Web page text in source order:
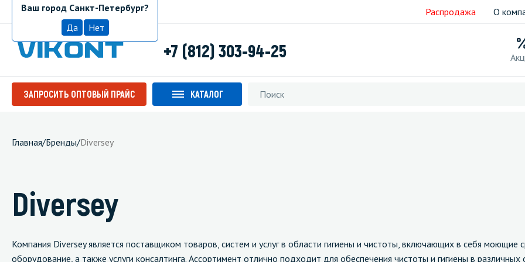
Санкт-Петербург
Ваш город Санкт-Петербург?
Да
Нет
Распродажа О
+7 (812) 303-94-25
ЗАПРОСИТЬ ОПТОВЫЙ ПРАЙС КАТАЛОГ
Главная/Бренды/Diversey
Diversey
Компания Diversey является поставщиком товаров, систем и услуг в области гигиены и чистоты, включающих в себя моющие
оборудование, а также услуги консалтинга. Ассортимент отлично подходит для обеспечения чистоты и гигиены в различных